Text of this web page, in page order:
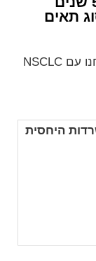
תאים
מספרים אלה מבוססים על אנשים שאובחנו עם NSCLC
היחסית